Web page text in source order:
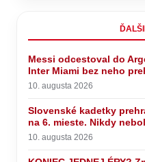
Messi odcestoval do
Inter Miami bez neho
10. augusta 2026
Slovenské kadetky
na 6. mieste. Nikdy
10. augusta 2026